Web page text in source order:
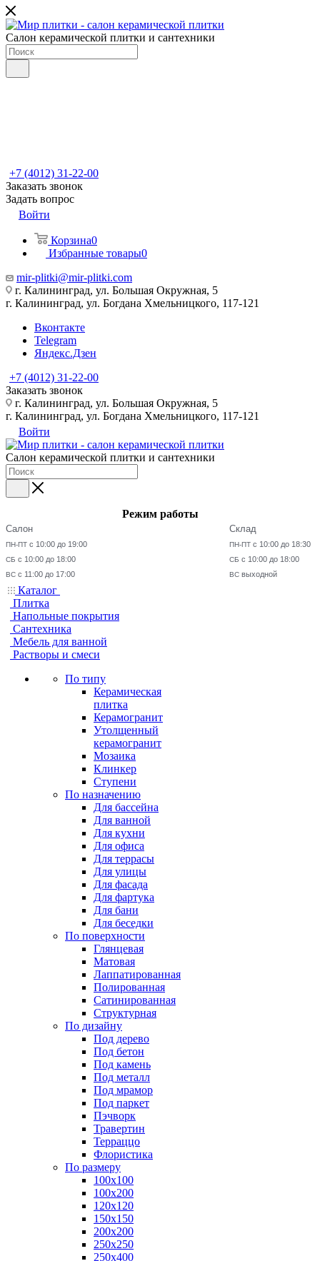
Салон керамической плитки и сантехники
+7 (4012) 31-22-00
Заказать звонок
Задать вопрос
Войти
Корзина0
Избранные товары0
mir-plitki@mir-plitki.com
г. Калининград, ул. Большая Окружная, 5
г. Калининград, ул. Богдана Хмельницкого, 117-121
Вконтакте
Telegram
Яндекс.Дзен
+7 (4012) 31-22-00
Заказать звонок
г. Калининград, ул. Большая Окружная, 5
г. Калининград, ул. Богдана Хмельницкого, 117-121
Войти
Салон керамической плитки и сантехники
Режим работы
Салон
ПН-ПТ с 10:00 до 19:00
СБ с 10:00 до 18:00
ВС с 11:00 до 17:00
Склад
ПН-ПТ с 10:00 до 18:30
СБ с 10:00 до 18:00
ВС выходной
Каталог
Плитка
Напольные покрытия
Сантехника
Мебель для ванной
Растворы и смеси
По типу
Керамическая
плитка
Керамогранит
Утолщенный
керамогранит
Мозаика
Клинкер
Ступени
По назначению
Для бассейна
Для ванной
Для кухни
Для офиса
Для террасы
Для улицы
Для фасада
Для фартука
Для бани
Для беседки
По поверхности
Глянцевая
Матовая
Лаппатированная
Полированная
Сатинированная
Структурная
По дизайну
Под дерево
Под бетон
Под камень
Под металл
Под мрамор
Под паркет
Пэчворк
Травертин
Терраццо
Флористика
По размеру
100х100
100х200
120х120
150х150
200х200
250х250
250х400